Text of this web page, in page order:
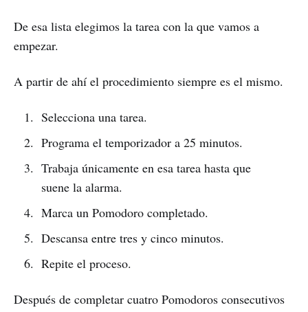
De esa lista elegimos la tarea con la que vamos a
empezar.
A partir de ahí el procedimiento siempre es el mismo.
Selecciona una tarea.
Programa el temporizador a 25 minutos.
Trabaja únicamente en esa tarea hasta que
suene la alarma.
Marca un Pomodoro completado.
Descansa entre tres y cinco minutos.
Repite el proceso.
Después de completar cuatro Pomodoros consecutivos